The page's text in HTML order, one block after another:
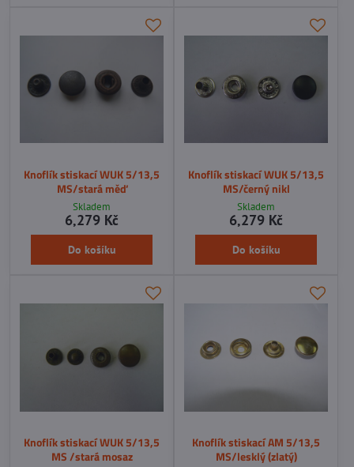
Knoflík stiskací WUK 5/13,5
MS/stará měď
Skladem
6,279 Kč
Do košíku
Knoflík stiskací WUK 5/13,5
MS/černý nikl
Skladem
6,279 Kč
Do košíku
Knoflík stiskací WUK 5/13,5
MS /stará mosaz
Knoflík stiskací AM 5/13,5
MS/lesklý (zlatý)